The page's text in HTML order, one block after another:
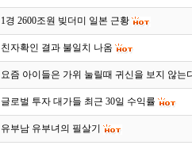
1경 2600조원 빚더미 일본 근황
친자확인 결과 불일치 나옴
요즘 아이들은 가위 눌릴때 귀신을 보지 않는
글로벌 투자 대가들 최근 30일 수익률
유부남 유부녀의 필살기